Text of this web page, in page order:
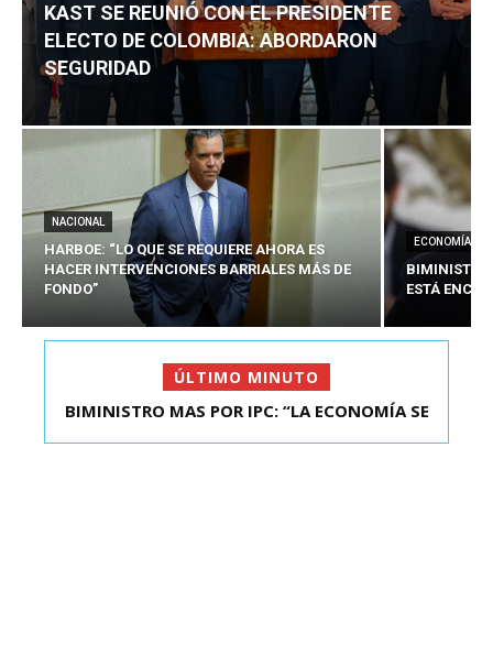
KAST SE REUNIÓ CON EL PRESIDENTE
ELECTO DE COLOMBIA: ABORDARON
SEGURIDAD
NACIONAL
HARBOE: “LO QUE SE REQUIERE AHORA ES
HACER INTERVENCIONES BARRIALES MÁS DE
FONDO”
ECONOMÍA
BIMINISTRO
ESTÁ
ÚLTIMO MINUTO
KAST SE REUNIÓ CON EL PRESIDENTE ELECTO DE
BIMINISTRO MAS POR IPC: “LA ECONOMÍA SE